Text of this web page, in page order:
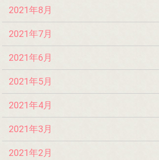
2021年8月
2021年7月
2021年6月
2021年5月
2021年4月
2021年3月
2021年2月